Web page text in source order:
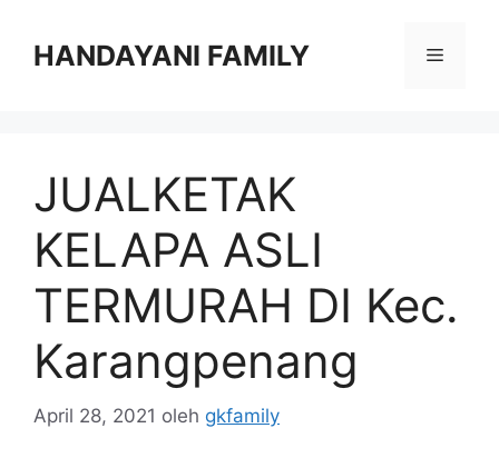
HANDAYANI FAMILY Menu
JUALKETAK
KELAPA ASLI
TERMURAH DI Kec.
Karangpenang
April 28, 2021 oleh gkfamily